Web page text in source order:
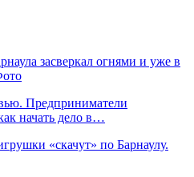
засверкал огнями и уже в
Предприниматели
начать дело в…
«скачут» по Барнаулу.